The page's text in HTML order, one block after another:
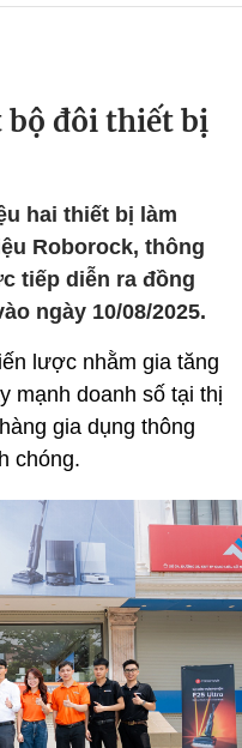
bộ đôi thiết bị
hai thiết bị làm
Roborock, thông
tiếp diễn ra đồng
ngày 10/08/2025.
lược nhằm gia tăng
mạnh doanh số tại thị
gia dụng thông
chóng.